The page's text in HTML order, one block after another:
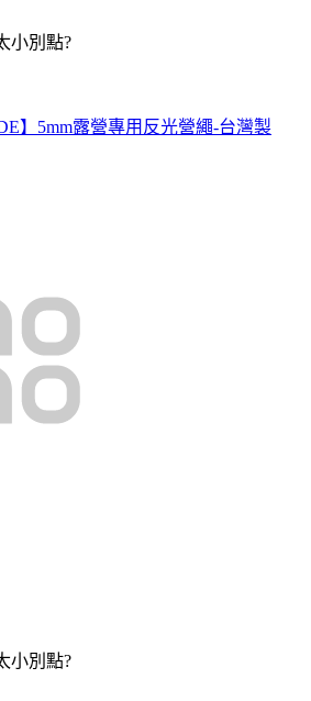
小別點?
】5mm露營專用反光營繩-台灣製
小別點?